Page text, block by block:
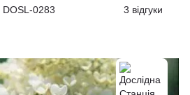
DOSL-0283 3 відгуки